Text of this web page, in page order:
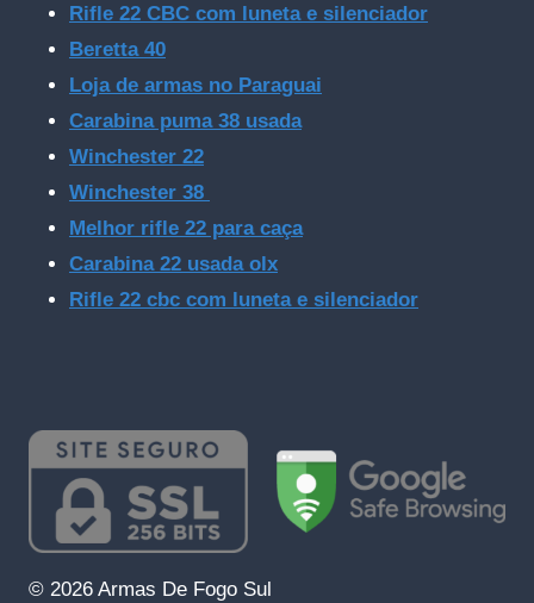
Rifle 22 CBC com luneta e silenciador
Beretta 40
Loja de armas no Paraguai
Carabina puma 38 usada
Winchester 22
Winchester 38
Melhor rifle 22 para caça
Carabina 22 usada olx
Rifle 22 cbc com luneta e silenciador
© 2026 Armas De Fogo Sul